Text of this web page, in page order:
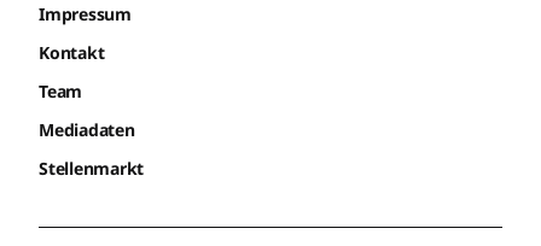
Impressum
Kontakt
Team
Mediadaten
Stellenmarkt